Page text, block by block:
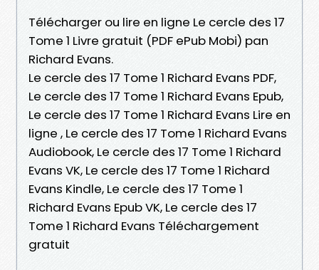
Télécharger ou lire en ligne Le cercle des 17
Tome 1 Livre gratuit (PDF ePub Mobi) pan
Richard Evans.
Le cercle des 17 Tome 1 Richard Evans PDF,
Le cercle des 17 Tome 1 Richard Evans Epub,
Le cercle des 17 Tome 1 Richard Evans Lire en
ligne , Le cercle des 17 Tome 1 Richard Evans
Audiobook, Le cercle des 17 Tome 1 Richard
Evans VK, Le cercle des 17 Tome 1 Richard
Evans Kindle, Le cercle des 17 Tome 1
Richard Evans Epub VK, Le cercle des 17
Tome 1 Richard Evans Téléchargement
gratuit